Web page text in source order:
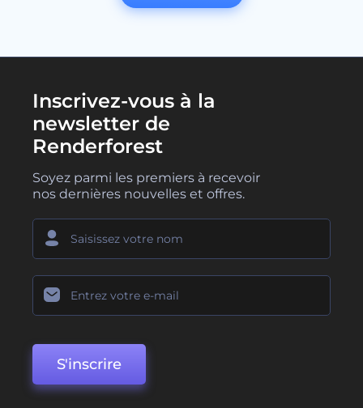
Inscrivez-vous à la
newsletter de
Renderforest
Soyez parmi les premiers à recevoir
nos dernières nouvelles et offres.
S'inscrire